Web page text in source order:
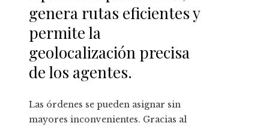
genera rutas eficientes y
permite la
geolocalización precisa
de los agentes.
Las órdenes se pueden asignar sin
mayores inconvenientes. Gracias al